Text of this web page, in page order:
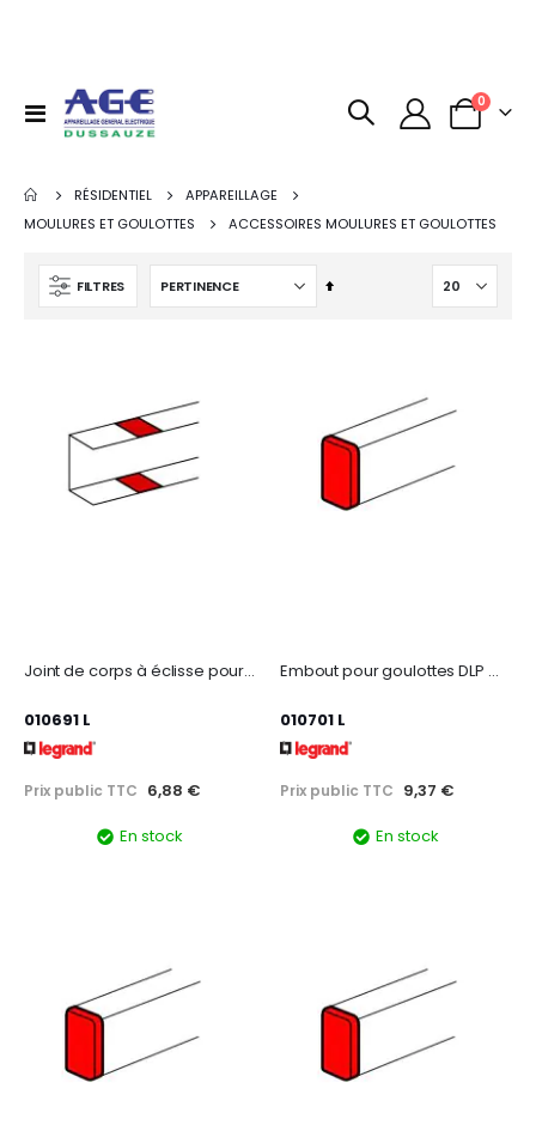
Basculer
Panier
0
RÉSIDENTIEL
APPAREILLAGE
MOULURES ET GOULOTTES
ACCESSOIRES MOULURES ET GOULOTTES
FILTRES
Par
Joint de corps à éclisse pour goulotte DLP monobloc - blanc
010691 L
Prix public TTC 6,88 €
En stock
Embout pour goulottes DLP monobloc 35x105mm - blanc
010701 L
Prix public TTC 9,37 €
En stock